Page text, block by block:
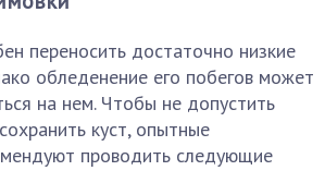
переносить достаточно низкие
обледенение его побегов может
на нем. Чтобы не допустить
куст, опытные
проводить следующие